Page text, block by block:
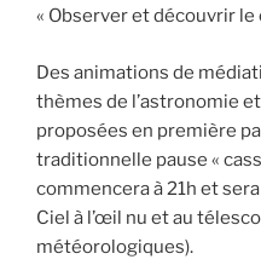
« Observer et découvrir le
Des animations de
thèmes de l’astronomie
proposées en première
traditionnelle pause «
commencera à 21h et
Ciel à l’œil nu et au
météorologiques).